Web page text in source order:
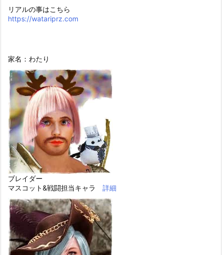
リアルの事はこちら
https://watariprz.com
家名：わたり
ブレイダー
マスコット&戦闘担当キャラ 詳細